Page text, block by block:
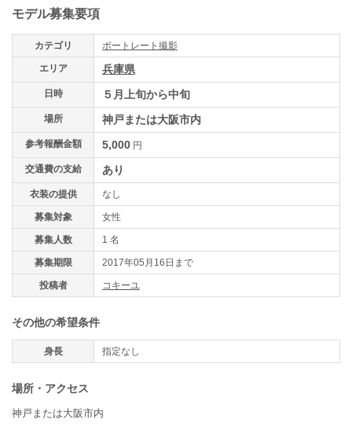
モデル募集要項
カテゴリ ポートレート撮影
エリア 兵庫県
日時 ５月上旬から中旬
場所 神戸または大阪市内
参考報酬金額 5,000 円
交通費の支給 あり
衣装の提供 なし
募集対象 女性
募集人数 1 名
募集期限 2017年05月16日まで
投稿者 コキーユ
その他の希望条件
身長 指定なし
場所・アクセス
神戸または大阪市内